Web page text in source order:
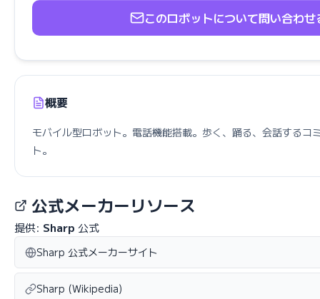
このロボットについて問い合わせ
概要
モバイル型ロボット。電話機能搭載。歩く、踊る、会話するコ
ト。
公式メーカーリソース
提供: Sharp 公式
Sharp 公式メーカーサイト
Sharp (Wikipedia)